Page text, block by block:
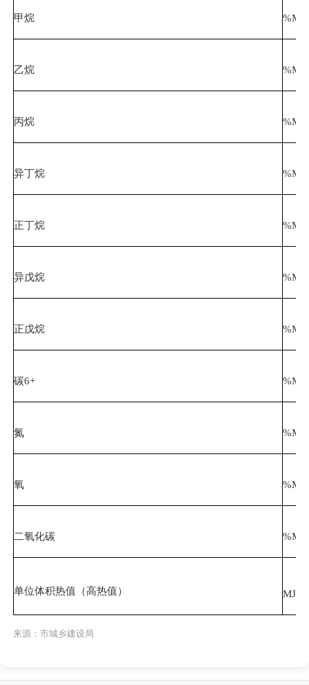
甲烷 %Mol
乙烷 %Mol
丙烷 %Mol
异丁烷 %Mol
正丁烷 %Mol
异戊烷 %Mol
正戊烷 %Mol
碳6+ %Mol
氮 %Mol
氧 %Mol
二氧化碳 %Mol
单位体积热值（高热值） MJ/m
来源：市城乡建设局